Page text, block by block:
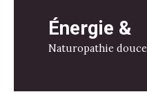
Énergie &
Naturopathie douce